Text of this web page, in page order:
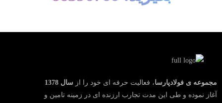
مجموعه ی فولادپارسا، فعالیت حرفه ای خود را از سال 1378
آغاز نموده و طی این مدت تجارب ارزنده ای در زمینه تامین و